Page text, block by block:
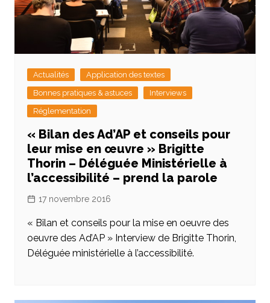
Actualités
Application des textes
Bonnes pratiques & astuces
Interviews
Réglementation
« Bilan des Ad’AP et conseils pour
leur mise en œuvre » Brigitte
Thorin – Déléguée Ministérielle à
l’accessibilité – prend la parole
17 novembre 2016
« Bilan et conseils pour la mise en oeuvre des
oeuvre des Ad’AP » Interview de Brigitte Thorin,
Déléguée ministérielle à l’accessibilité.